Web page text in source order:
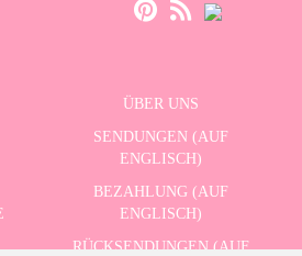
ÜBER UNS
SENDUNGEN (AUF
ENGLISCH)
BEZAHLUNG (AUF
ENGLISCH)
RÜCKSENDUNGEN (AUF